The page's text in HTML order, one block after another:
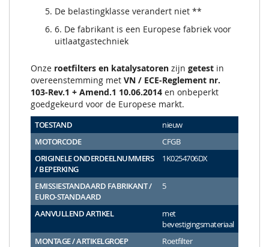
De belastingklasse verandert niet **
6. De fabrikant is een Europese fabriek voor
uitlaatgastechniek
Onze roetfilters en katalysatoren zijn getest in
overeenstemming met VN / ECE-Reglement nr.
103-Rev.1 + Amend.1 10.06.2014 en onbeperkt
goedgekeurd voor de Europese markt.
TOESTAND
nieuw
MOTORCODE
CFGB
ORIGINELE ONDERDEELNUMMERS
/ BEPERKING
1K0254706DX
EMISSIESTANDAARD FABRIKANT /
EURO-STANDAARD
5
AANVULLEND ARTIKEL
met
bevestigingsmateriaal
MONTAGE / ARTIKELGROEP
Roetfilter